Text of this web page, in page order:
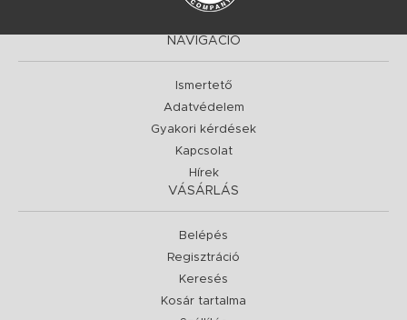
NAVIGÁCIÓ
Ismertető
Adatvédelem
Gyakori kérdések
Kapcsolat
Hírek
VÁSÁRLÁS
Belépés
Regisztráció
Keresés
Kosár tartalma